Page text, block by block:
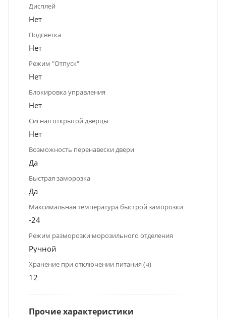
Дисплей
Нет
Подсветка
Нет
Режим "Отпуск"
Нет
Блокировка управления
Нет
Сигнал открытой дверцы
Нет
Возможность перенавески двери
Да
Быстрая заморозка
Да
Максимальная температура быстрой заморозки
-24
Режим разморозки морозильного отделения
Ручной
Хранение при отключении питания (ч)
12
Прочие характеристики